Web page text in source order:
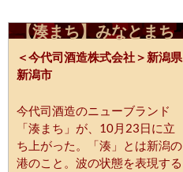
【湊まち】みなとまち
＜今代司酒造株式会社＞新潟県
新潟市
今代司酒造のニューブランド
「湊まち」が、10月23日に立
ち上がった。「湊」とは新潟の
港のこと。波の状態を表現する